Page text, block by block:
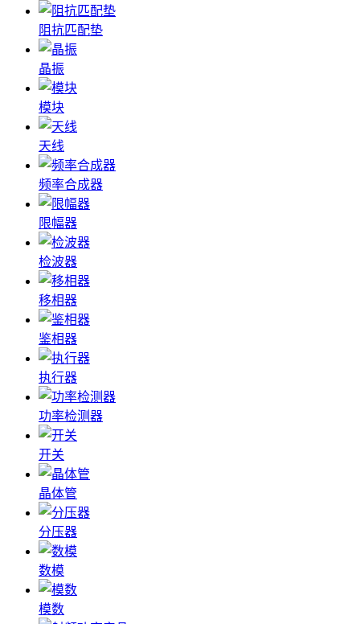
阻抗匹配垫
晶振
模块
天线
频率合成器
限幅器
检波器
移相器
鉴相器
执行器
功率检测器
开关
晶体管
分压器
数模
模数